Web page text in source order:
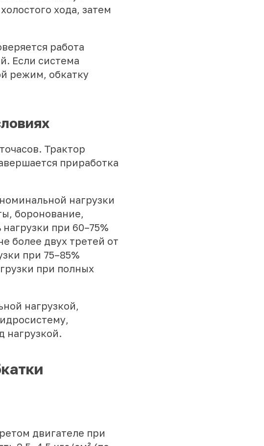
хода, затем
работа
Если система
режим, обкатку
Трактор
приработка
нагрузки
боронование,
при 60–75%
более двух третей от
при 75–85%
при полных
нагрузкой,
нагрузкой.
двигателе при